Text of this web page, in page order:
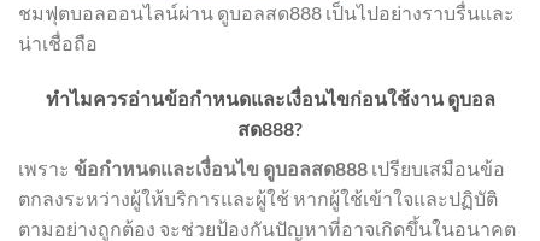
ชมฟุตบอลออนไลน์ผ่าน ดูบอลสด888 เป็นไปอย่างราบรื่นและ
น่าเชื่อถือ
ทำไมควรอ่านข้อกำหนดและเงื่อนไขก่อนใช้งาน ดูบอล
สด888?
เพราะ ข้อกำหนดและเงื่อนไข ดูบอลสด888 เปรียบเสมือนข้อ
ตกลงระหว่างผู้ให้บริการและผู้ใช้ หากผู้ใช้เข้าใจและปฏิบัติ
ตามอย่างถูกต้อง จะช่วยป้องกันปัญหาที่อาจเกิดขึ้นในอนาคต